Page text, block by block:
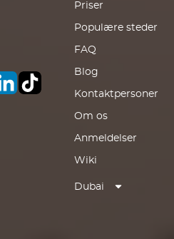
Priser
Populære steder
FAQ
Blog
Kontaktpersoner
Om os
Anmeldelser
Wiki
Dubai